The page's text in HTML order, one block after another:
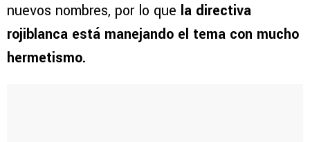
nuevos nombres, por lo que la directiva
rojiblanca está manejando el tema con mucho
hermetismo.